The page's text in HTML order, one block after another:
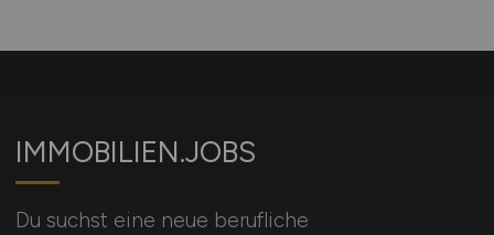
IMMOBILIEN.JOBS
Du suchst eine neue berufliche